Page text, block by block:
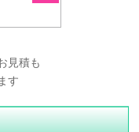
見積も
す